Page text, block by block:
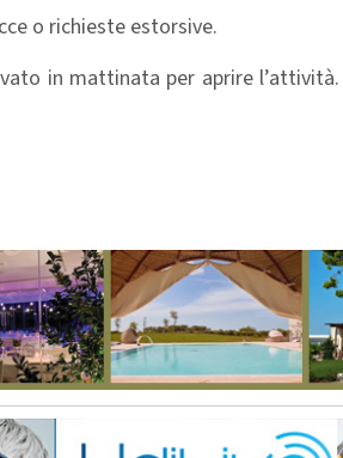
o richieste estorsive.
in mattinata per aprire